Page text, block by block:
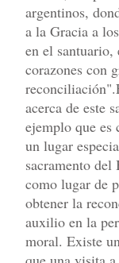
argentinos,
a la Gracia a
en el santuario,
corazones con
acerca de este
ejemplo que es
un lugar
sacramento del
como lugar de
obtener la
auxilio en la
moral. Existe